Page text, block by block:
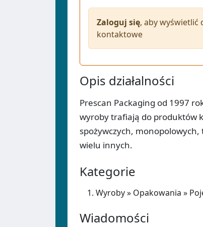
Zaloguj się, aby wyświetlić
kontaktowe
Opis działalności
Prescan Packaging od 1997
wyroby trafiają do produktów
spożywczych,
wielu innych.
Kategorie
Wyroby» Opakowania »
Wiadomości